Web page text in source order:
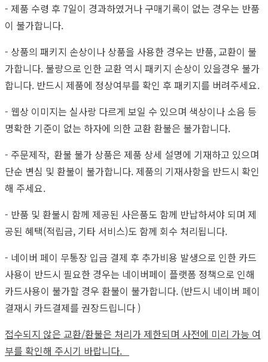
- 제품 수령 후 7일이 경과하였거나 구매기록이 없는 경우는 반품
이 불가합니다.
- 상품의 패키지 손상이나 상품을 사용한 경우는 반품, 교환이 불
가합니다. 불량으로 인한 교환 역시 패키지 손상이 있을경우 불가
합니다. 반드시 제품에 정상여부를 확인 후 패키지를 버려주세요.
- 웹상 이미지는 실사랑 다르게 보일 수 있으며 색상이나 소음 등
명확한 기준이 없는 하자에 의한 교환 환불은 불가합니다.
- 주문제작, 환불 불가 상품은 제품 상세 설명에 기재하고 있으며
단순 변심 및 환불이 불가합니다. 제품의 기재사항을 반드시 확인
해 주세요.
- 반품 및 환불시 함께 제공된 사은품도 함께 반납하셔야 되며 제
공된 혜택(적립금, 기타 서비스)도 함께 회수 처리됩니다.
- 네이버 페이 무통장 입금 결제 후 추가비용 발생으로 인한 카드
사용이 반드시 필요한 경우는 네이버페이 플랫폼 정책으로 인해
카드사용이 불가할 경우 환불이 불가합니다. (반드시 네이버 페이
결재시 카드결제를 권장드립니다 )
접수되지 않은 교환/환불은 처리가 제한되며 사전에 미리 가능 여
부를 확인해 주시기 바랍니다.